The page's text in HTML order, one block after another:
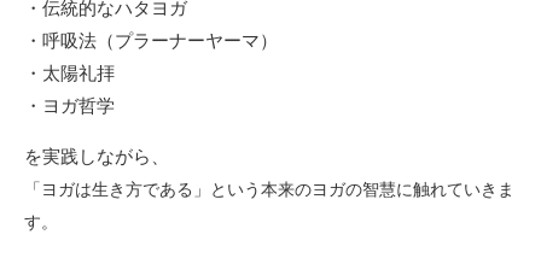
・伝統的なハタヨガ
・呼吸法（プラーナーヤーマ）
・太陽礼拝
・ヨガ哲学
を実践しながら、
「ヨガは生き方である」 という本来のヨガの智慧に触れていきま
す。